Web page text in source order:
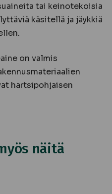
tai keinotekoisia
käsitellä ja jäykkiä
on valmis
hartsipohjaisen
näitä